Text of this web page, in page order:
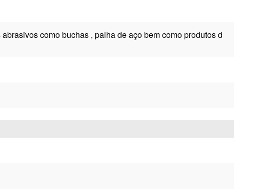
como buchas , palha de aço bem como produtos d